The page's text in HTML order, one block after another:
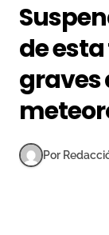
de
graves
Por